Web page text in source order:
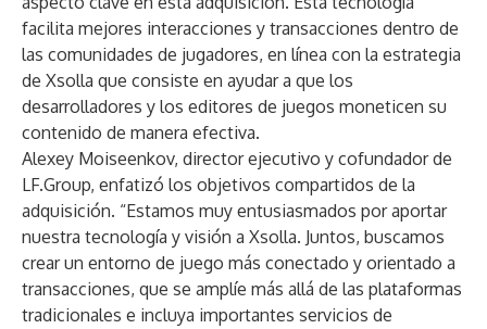
facilita mejores interacciones y transacciones dentro de
las comunidades de jugadores, en línea con la estrategia
de Xsolla que consiste en ayudar a que los
desarrolladores y los editores de juegos moneticen su
contenido de manera efectiva.
Alexey Moiseenkov, director ejecutivo y cofundador de
LF.Group, enfatizó los objetivos compartidos de la
adquisición. “Estamos muy entusiasmados por aportar
nuestra tecnología y visión a Xsolla. Juntos, buscamos
crear un entorno de juego más conectado y orientado a
transacciones, que se amplíe más allá de las plataformas
tradicionales e incluya importantes servicios de